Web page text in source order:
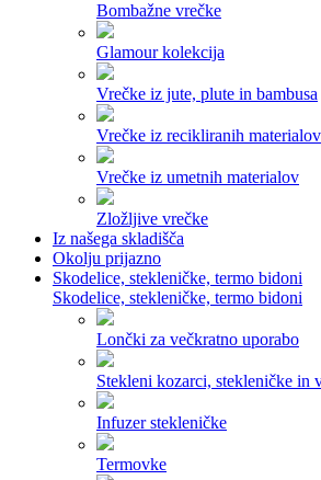
Bombažne vrečke
Glamour kolekcija
Vrečke iz jute, plute in bambusa
Vrečke iz recikliranih materialov
Vrečke iz umetnih materialov
Zložljive vrečke
Iz našega skladišča
Okolju prijazno
Skodelice, stekleničke, termo bidoni
Skodelice, stekleničke, termo bidoni
Lončki za večkratno uporabo
Stekleni kozarci, stekleničke in
Infuzer stekleničke
Termovke